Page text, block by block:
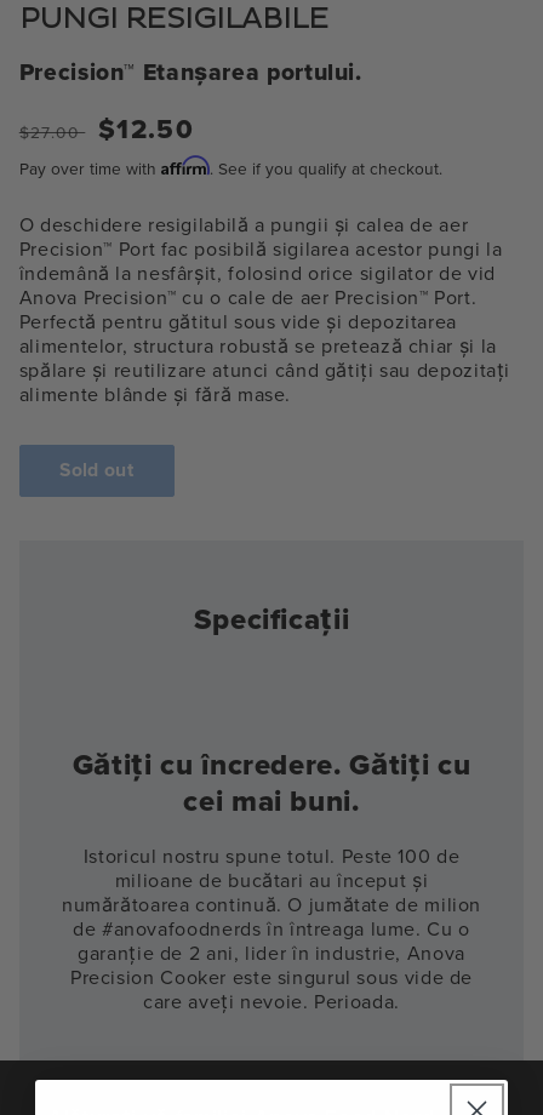
PUNGI RESIGILABILE
Precision™ Etanșarea portului.
Preț
$27.00
Preț
vânzare
$12.50
Pay over time with Affirm. See if you qualify at checkout.
O deschidere resigilabilă a pungii și calea de aer
Precision™ Port fac posibilă sigilarea acestor pungi la
îndemână la nesfârșit, folosind orice sigilator de vid
Anova Precision™ cu o cale de aer Precision™ Port.
Perfectă pentru gătitul sous vide și depozitarea
alimentelor, structura robustă se pretează chiar și la
spălare și reutilizare atunci când gătiți sau depozitați
alimente blânde și fără mase.
Sold out
Specificații
Gătiți cu încredere. Gătiți cu
cei mai buni.
Istoricul nostru spune totul. Peste 100 de
milioane de bucătari au început și
numărătoarea continuă. O jumătate de milion
de #anovafoodnerds în întreaga lume. Cu o
garanție de 2 ani, lider în industrie, Anova
Precision Cooker este singurul sous vide de
care aveți nevoie. Perioada.